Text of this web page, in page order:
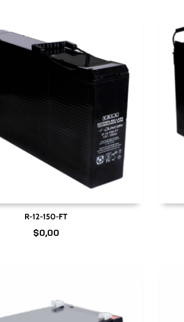
R-12-150-FT
$0,00